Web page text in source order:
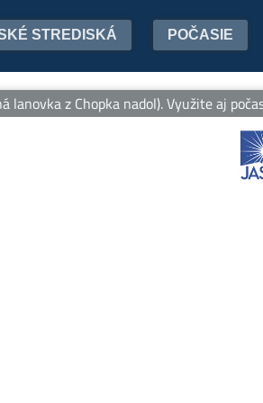
STREDISKÁ POČASIE
z Chopka nadol). Využite aj